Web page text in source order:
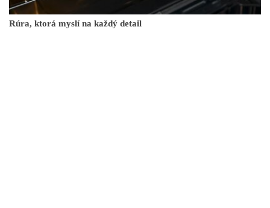
Rúra, ktorá myslí na každý detail